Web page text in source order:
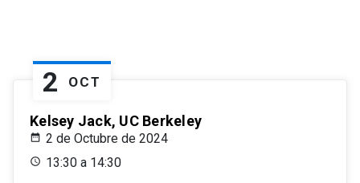
2 OCT
Kelsey Jack, UC Berkeley
2 de Octubre de 2024
13:30 a 14:30